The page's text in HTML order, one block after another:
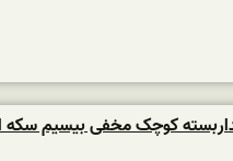
کوچک مخفی بیسیم سکه